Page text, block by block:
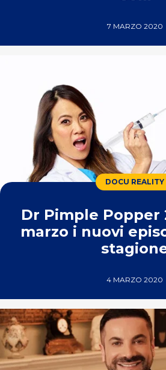
7 MARZO 2020
DOCU REALITY
Dr Pimple Popper
marzo i nuovi
4 MARZO 2020